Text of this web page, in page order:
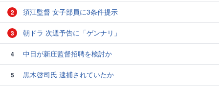
2 須江監督 女子部員に3条件提示
3 朝ドラ 次週予告に「ゲンナリ」
4 中日が新庄監督招聘を検討か
5
黒木啓司氏 逮捕されていたか